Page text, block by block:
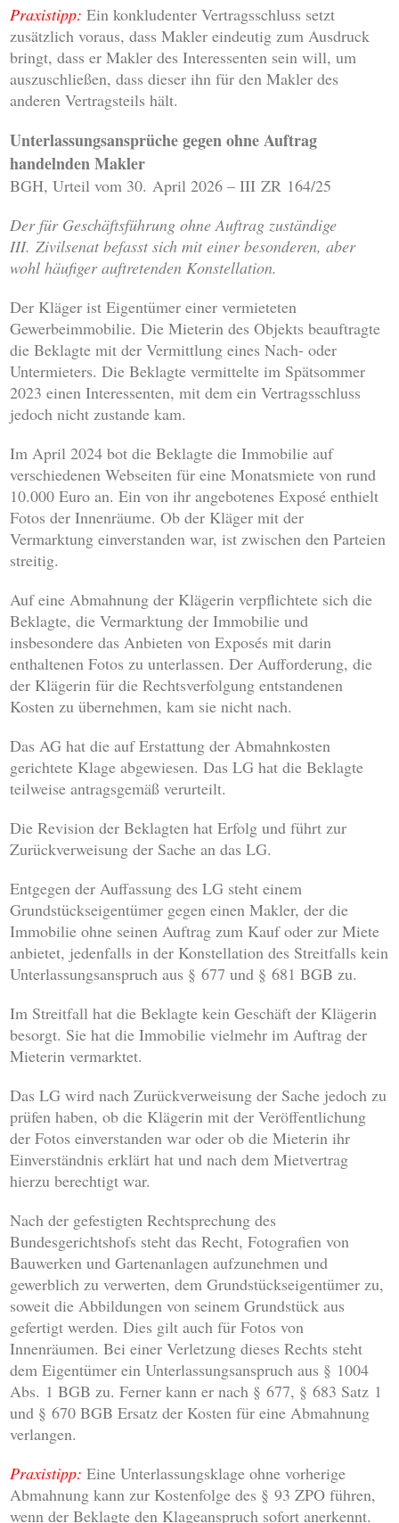
Praxistipp: Ein konkludenter Vertragsschluss setzt
zusätzlich voraus, dass Makler eindeutig zum Ausdruck
bringt, dass er Makler des Interessenten sein will, um
auszuschließen, dass dieser ihn für den Makler des
anderen Vertragsteils hält.
Unterlassungsansprüche gegen ohne Auftrag
handelnden Makler
BGH, Urteil vom 30. April 2026 – III ZR 164/25
Der für Geschäftsführung ohne Auftrag zuständige
III. Zivilsenat befasst sich mit einer besonderen, aber
wohl häufiger auftretenden Konstellation.
Der Kläger ist Eigentümer einer vermieteten
Gewerbeimmobilie. Die Mieterin des Objekts beauftragte
die Beklagte mit der Vermittlung eines Nach- oder
Untermieters. Die Beklagte vermittelte im Spätsommer
2023 einen Interessenten, mit dem ein Vertragsschluss
jedoch nicht zustande kam.
Im April 2024 bot die Beklagte die Immobilie auf
verschiedenen Webseiten für eine Monatsmiete von rund
10.000 Euro an. Ein von ihr angebotenes Exposé enthielt
Fotos der Innenräume. Ob der Kläger mit der
Vermarktung einverstanden war, ist zwischen den Parteien
streitig.
Auf eine Abmahnung der Klägerin verpflichtete sich die
Beklagte, die Vermarktung der Immobilie und
insbesondere das Anbieten von Exposés mit darin
enthaltenen Fotos zu unterlassen. Der Aufforderung, die
der Klägerin für die Rechtsverfolgung entstandenen
Kosten zu übernehmen, kam sie nicht nach.
Das AG hat die auf Erstattung der Abmahnkosten
gerichtete Klage abgewiesen. Das LG hat die Beklagte
teilweise antragsgemäß verurteilt.
Die Revision der Beklagten hat Erfolg und führt zur
Zurückverweisung der Sache an das LG.
Entgegen der Auffassung des LG steht einem
Grundstückseigentümer gegen einen Makler, der die
Immobilie ohne seinen Auftrag zum Kauf oder zur Miete
anbietet, jedenfalls in der Konstellation des Streitfalls kein
Unterlassungsanspruch aus § 677 und § 681 BGB zu.
Im Streitfall hat die Beklagte kein Geschäft der Klägerin
besorgt. Sie hat die Immobilie vielmehr im Auftrag der
Mieterin vermarktet.
Das LG wird nach Zurückverweisung der Sache jedoch zu
prüfen haben, ob die Klägerin mit der Veröffentlichung
der Fotos einverstanden war oder ob die Mieterin ihr
Einverständnis erklärt hat und nach dem Mietvertrag
hierzu berechtigt war.
Nach der gefestigten Rechtsprechung des
Bundesgerichtshofs steht das Recht, Fotografien von
Bauwerken und Gartenanlagen aufzunehmen und
gewerblich zu verwerten, dem Grundstückseigentümer zu,
soweit die Abbildungen von seinem Grundstück aus
gefertigt werden. Dies gilt auch für Fotos von
Innenräumen. Bei einer Verletzung dieses Rechts steht
dem Eigentümer ein Unterlassungsanspruch aus § 1004
Abs. 1 BGB zu. Ferner kann er nach § 677, § 683 Satz 1
und § 670 BGB Ersatz der Kosten für eine Abmahnung
verlangen.
Praxistipp: Eine Unterlassungsklage ohne vorherige
Abmahnung kann zur Kostenfolge des § 93 ZPO führen,
wenn der Beklagte den Klageanspruch sofort anerkennt.